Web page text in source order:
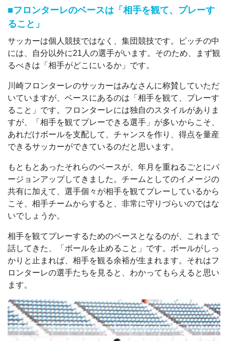
■フロンターレのベースは「相手を観て、プレーす
ること」
サッカーは個人競技ではなく、集団競技です。ピッチの中
には、自分以外に21人の選手がいます。そのため、まず観
るべきは「相手がどこにいるか」です。
川崎フロンターレのサッカーはみなさんに称賛していただ
いていますが、ベースにあるのは「相手を観て、プレーす
ること」です。フロンターレには独自のスタイルがありま
すが、「相手を観てプレーできる選手」が多いからこそ、
あれだけボールを支配して、チャンスを作り、得点を量産
できるサッカーができているのだと思います。
もともとあったそれらのベースが、年月を重ねるごとにバ
ージョンアップしてきました。チームとしてのイメージの
共有に加えて、選手個々が相手を観てプレーしているから
こそ、相手チームからすると、非常に守りづらいのではな
いでしょうか。
相手を観てプレーするためのベースとなるのが、これまで
話してきた、「ボールを止めること」です。ボールがしっ
かりと止まれば、相手を観る余裕が生まれます。それはフ
ロンターレの選手たちを見ると、わかってもらえると思い
ます。